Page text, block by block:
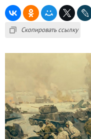
Скопировать ссылку